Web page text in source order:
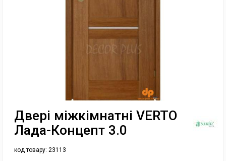
Двері міжкімнатні VERTO
Лада-Концепт 3.0
код товару: 23113